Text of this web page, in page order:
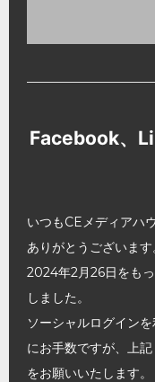
Facebook、
いつもCEメディアハ
ありがとうございます
2024年2月26日をも
しました。
ソーシャルログイン
にお手数ですが、上
をお願いいたします。